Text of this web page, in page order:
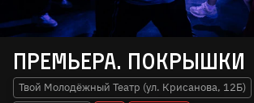
Премьера. Покрышки
Твой Молодёжный Театр (ул. Крисанова, 12Б)